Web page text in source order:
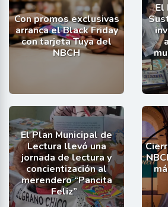
Con promos exclusivas
arranca el Black Friday
con tarjeta Tuya del
NBCH
El
El Plan Municipal de
Lectura llevó una
jornada de lectura y
concientización al
merendero “Pancita
Feliz”